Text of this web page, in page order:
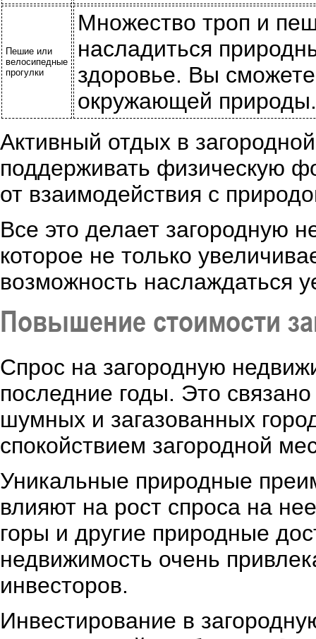
Пешие или
велосипедные
прогулки
Множество троп и
насладиться
здоровье. Вы
окружающей природы.
Активный отдых в
поддерживать физическую
от взаимодействия с
Все это делает загородную
которое не только
возможность наслаждаться
Повышение стоимости
Спрос на загородную
последние годы. Это
шумных и загазованных
спокойствием загородной
Уникальные природные
влияют на рост спроса на
горы и другие природные
недвижимость очень
инвесторов.
Инвестирование в